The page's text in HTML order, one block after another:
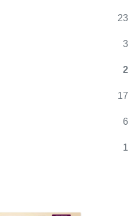
23
3
2
17
6
1